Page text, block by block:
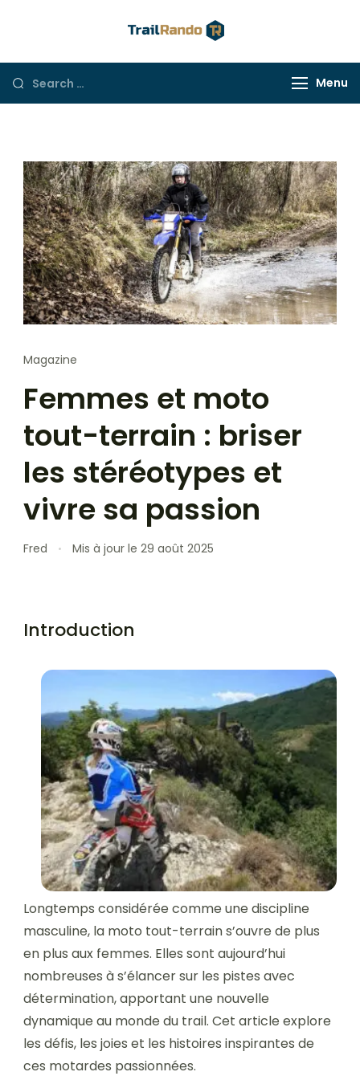
Menu
Magazine
Femmes et moto
tout-terrain : briser
les stéréotypes et
vivre sa passion
Fred Mis à jour le 29 août 2025
Introduction
Longtemps considérée comme une discipline
masculine, la moto tout-terrain s’ouvre de plus
en plus aux femmes. Elles sont aujourd’hui
nombreuses à s’élancer sur les pistes avec
détermination, apportant une nouvelle
dynamique au monde du trail. Cet article explore
les défis, les joies et les histoires inspirantes de
ces motardes passionnées.